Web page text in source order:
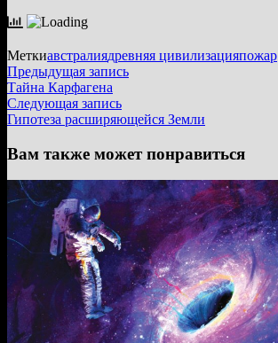
Меткиавстралиядревняя цивилизацияпожар
Навигация
по
записям
Предыдущая записьПредыдущая
Тайна Карфагена
Следующая записьСледующая
запись:
Гипотеза расширяющейся Земли
Вам также может понравиться